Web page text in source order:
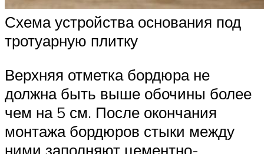
Схема устройства основания под
тротуарную плитку
Верхняя отметка бордюра не
должна быть выше обочины более
чем на 5 см. После окончания
монтажа бордюров стыки между
ними заполняют цементно-